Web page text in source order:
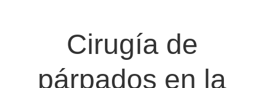
Cirugía de
párpados en la